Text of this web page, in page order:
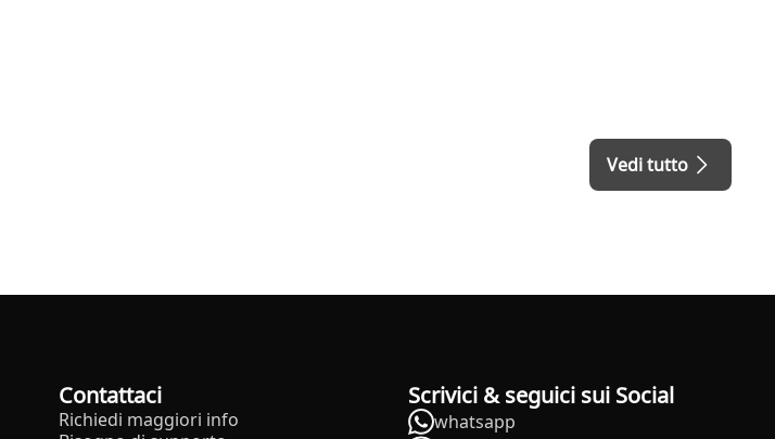
Vedi tutto
Contattaci
Richiedi maggiori info
Scrivici & seguici sui Social
whatsapp